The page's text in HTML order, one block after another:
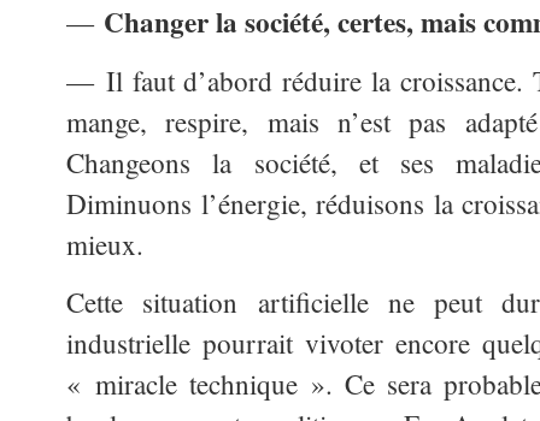
— Changer la société, certes, mais
— Il faut d’abord réduire la croissance.
mange, respire, mais n’est pas
Changeons la société, et ses
Diminuons l’énergie, réduisons la
mieux.
Cette situation artificielle ne peut
industrielle pourrait vivoter encore
« miracle technique ». Ce sera